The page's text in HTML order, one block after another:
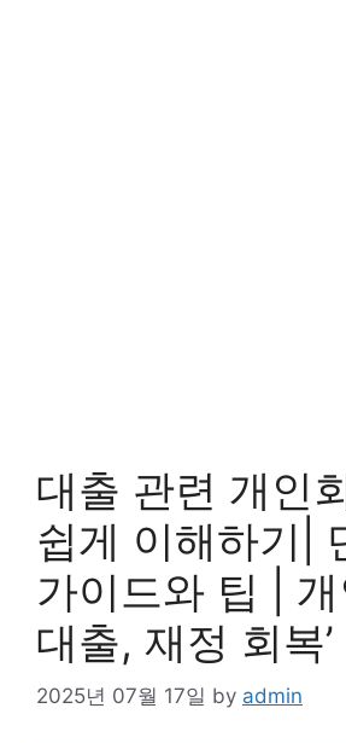
대출 관련 개인
쉽게 이해하기|
가이드와 팁 |
대출, 재정 회복’
2025년 07월 17일 by admin